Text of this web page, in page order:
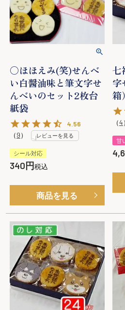
○ほほえみ(笑)せんべ
い白醤油味と筆文字せ
んべいのセット2枚台
紙袋
4.56
（9） レビューを見る
シール対応
340 税込
商品を見る
七
字
箱）
（4
甘